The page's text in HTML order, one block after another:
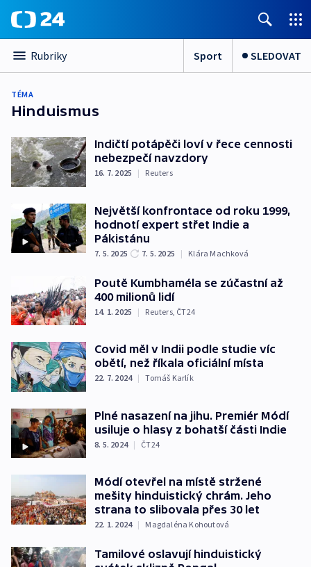
Rubriky Sport SLEDOVAT
TÉMA
Hinduismus
Indičtí potápěči loví v řece cennosti
nebezpečí navzdory
16. 7. 2025 | Reuters
Největší konfrontace od roku 1999,
hodnotí expert střet Indie a
Pákistánu
7. 5. 2025 7. 5. 2025 | Klára Machková
Poutě Kumbhaméla se zúčastní až
400 milionů lidí
14. 1. 2025 | Reuters, ČT24
Covid měl v Indii podle studie víc
obětí, než říkala oficiální místa
22. 7. 2024 | Tomáš Karlík
Plné nasazení na jihu. Premiér Módí
usiluje o hlasy z bohatší části Indie
8. 5. 2024 | ČT24
Módí otevřel na místě stržené
mešity hinduistický chrám. Jeho
strana to slibovala přes 30 let
22. 1. 2024 | Magdaléna Kohoutová
Tamilové oslavují hinduistický